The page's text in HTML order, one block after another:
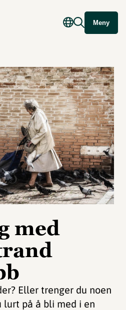
Meny
med
Eller trenger du noen
lurt på å bli med i en